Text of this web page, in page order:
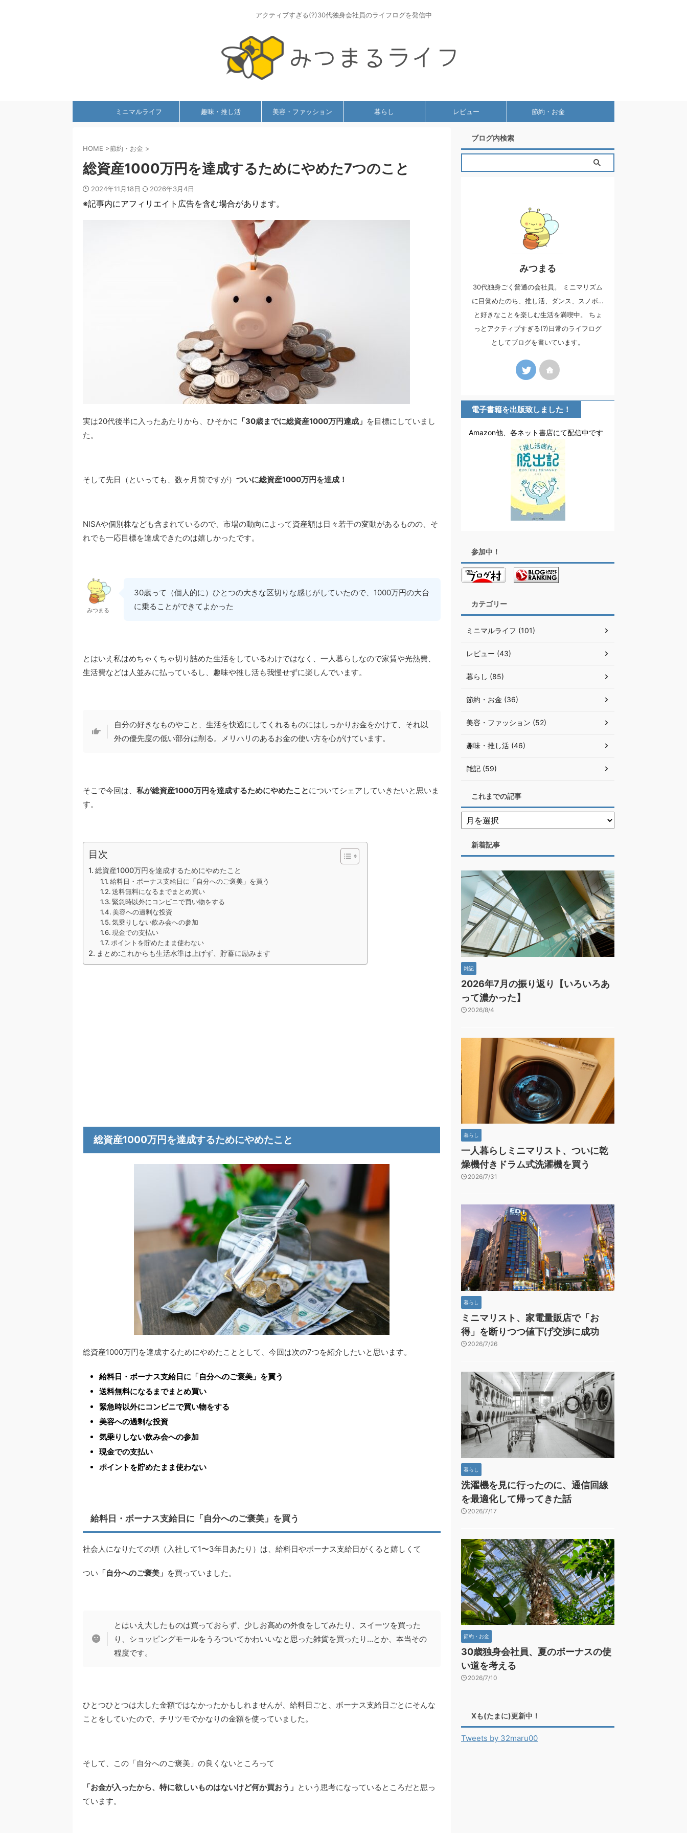
アクティブすぎる(?)30代独身会社員のライフログを発信中
ミニマルライフ 趣味・推し活 美容・ファッション 暮らし レビュー 節約・お金
HOME >節約・お金 >
総資産1000万円を達成するためにやめた7つのこと
2024年11月18日 2026年3月4日
※記事内にアフィリエイト広告を含む場合があります。
実は20代後半に入ったあたりから、ひそかに 「30歳までに総資産1000万円達成」 を目標にしていまし
た。
そして先日（といっても、数ヶ月前ですが） ついに総資産1000万円を達成！
NISAや個別株なども含まれているので、市場の動向によって資産額は日々若干の変動があるものの、そ
れでも一応目標を達成できたのは嬉しかったです。
みつまる
30歳って（個人的に）ひとつの大きな区切りな感じがしていたので、1000万円の大台
に乗ることができてよかった
とはいえ私はめちゃくちゃ切り詰めた生活をしているわけではなく、一人暮らしなので家賃や光熱費、
生活費などは人並みに払っているし、趣味や推し活も我慢せずに楽しんでいます。
自分の好きなものやこと、生活を快適にしてくれるものにはしっかりお金をかけて、それ以
外の優先度の低い部分は削る。メリハリのあるお金の使い方を心がけています。
そこで今回は、 私が総資産1000万円を達成するためにやめたことについてシェアしていきたいと思いま
す。
目次
総資産1000万円を達成するためにやめたこと
給料日・ボーナス支給日に「自分へのご褒美」を買う
送料無料になるまでまとめ買い
緊急時以外にコンビニで買い物をする
美容への過剰な投資
気乗りしない飲み会への参加
現金での支払い
ポイントを貯めたまま使わない
まとめ:これからも生活水準は上げず、貯蓄に励みます
総資産1000万円を達成するためにやめたこと
総資産1000万円を達成するためにやめたこととして、今回は次の7つを紹介したいと思います。
給料日・ボーナス支給日に「自分へのご褒美」を買う
送料無料になるまでまとめ買い
緊急時以外にコンビニで買い物をする
美容への過剰な投資
気乗りしない飲み会への参加
現金での支払い
ポイントを貯めたまま使わない
給料日・ボーナス支給日に「自分へのご褒美」を買う
社会人になりたての頃（入社して1〜3年目あたり）は、給料日やボーナス支給日がくると嬉しくて
つい 「自分へのご褒美」 を買っていました。
とはいえ大したものは買っておらず、少しお高めの外食をしてみたり、スイーツを買った
り、ショッピングモールをうろついてかわいいなと思った雑貨を買ったり…とか、本当その
程度です。
ひとつひとつは大した金額ではなかったかもしれませんが、給料日ごと、ボーナス支給日ごとにそんな
ことをしていたので、チリツモでかなりの金額を使っていました。
そして、この「自分へのご褒美」の良くないところって
「お金が入ったから、特に欲しいものはないけど何か買おう」 という思考になっているところだと思っ
ています。
ブログ内検索
みつまる
30代独身ごく普通の会社員。 ミニマリズム
に目覚めたのち、推し活、ダンス、スノボ…
と好きなことを楽しむ生活を満喫中。 ちょ
っとアクティブすぎる(?)日常のライフログ
としてブログを書いています。
電子書籍を出版致しました！
Amazon他、各ネット書店にて配信中です
参加中！
カテゴリー
ミニマルライフ (101)
レビュー (43)
暮らし (85)
節約・お金 (36)
美容・ファッション (52)
趣味・推し活 (46)
雑記 (59)
これまでの記事
新着記事
雑記
2026年7月の振り返り【いろいろあ
って濃かった】
2026/8/4
暮らし
一人暮らしミニマリスト、ついに乾
燥機付きドラム式洗濯機を買う
2026/7/31
暮らし
ミニマリスト、家電量販店で「お
得」を断りつつ値下げ交渉に成功
2026/7/26
暮らし
洗濯機を見に行ったのに、通信回線
を最適化して帰ってきた話
2026/7/17
節約・お金
30歳独身会社員、夏のボーナスの使
い道を考える
2026/7/10
Xも(たまに)更新中！
Tweets by 32maru00